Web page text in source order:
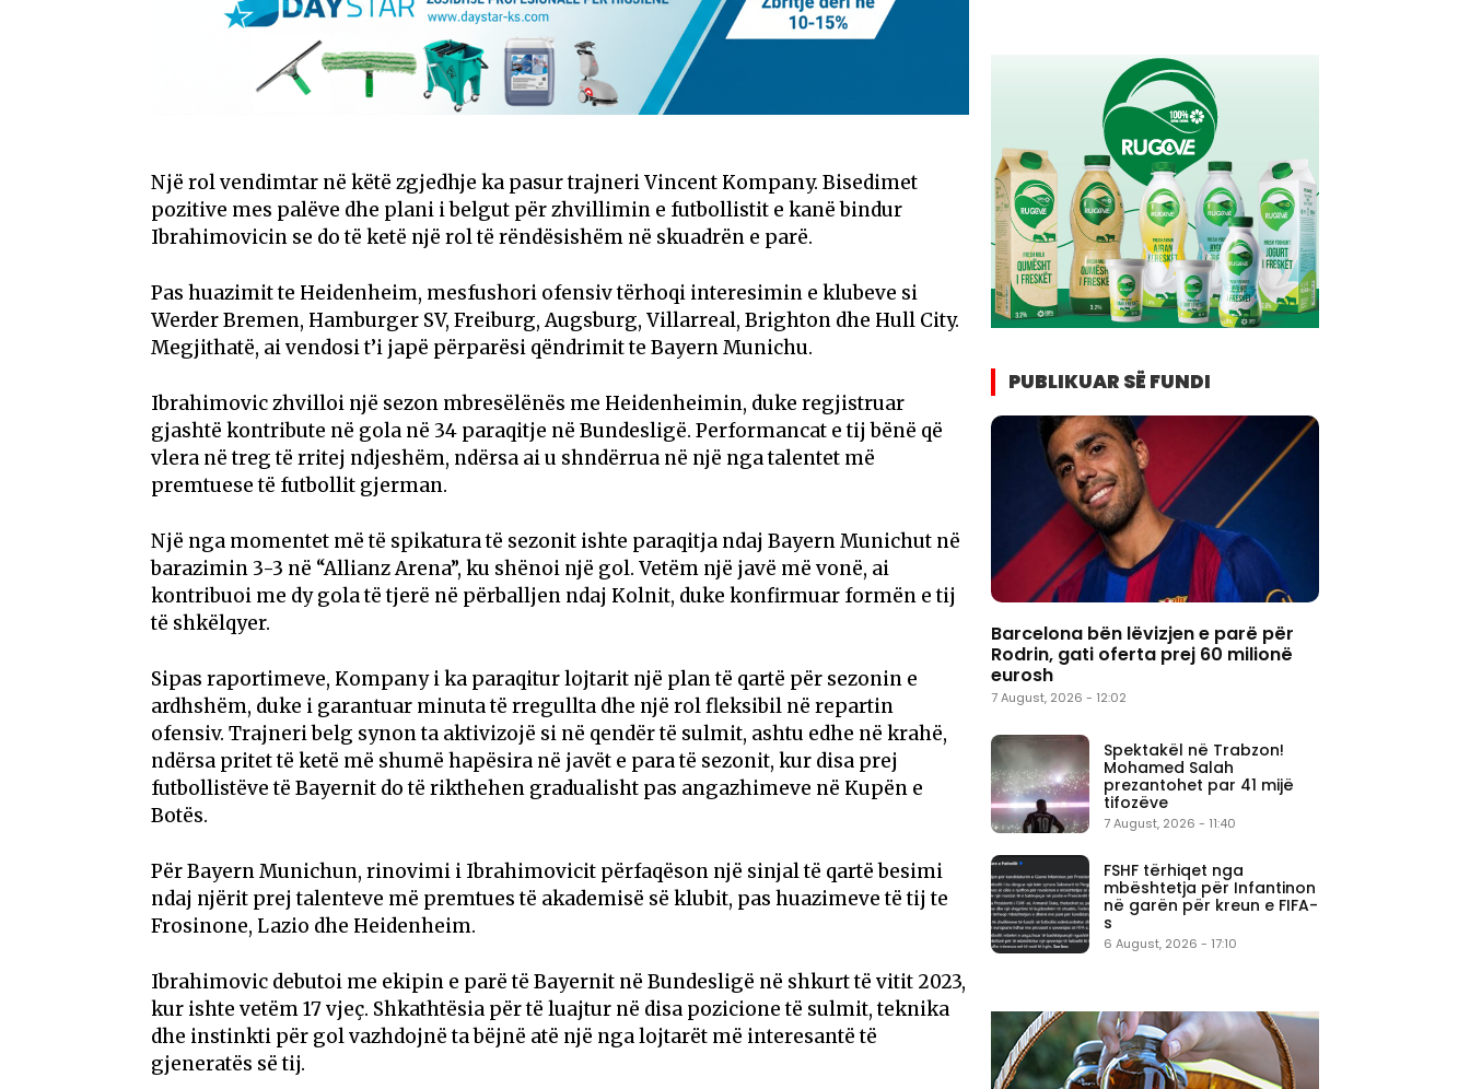
Një rol vendimtar në këtë zgjedhje ka pasur trajneri Vincent Kompany. Bisedimet
pozitive mes palëve dhe plani i belgut për zhvillimin e futbollistit e kanë bindur
Ibrahimovicin se do të ketë një rol të rëndësishëm në skuadrën e parë.
Pas huazimit te Heidenheim, mesfushori ofensiv tërhoqi interesimin e klubeve si
Werder Bremen, Hamburger SV, Freiburg, Augsburg, Villarreal, Brighton dhe Hull City.
Megjithatë, ai vendosi t’i japë përparësi qëndrimit te Bayern Munichu.
Ibrahimovic zhvilloi një sezon mbresëlënës me Heidenheimin, duke regjistruar
gjashtë kontribute në gola në 34 paraqitje në Bundesligë. Performancat e tij bënë që
vlera në treg të rritej ndjeshëm, ndërsa ai u shndërrua në një nga talentet më
premtuese të futbollit gjerman.
Një nga momentet më të spikatura të sezonit ishte paraqitja ndaj Bayern Munichut në
barazimin 3-3 në “Allianz Arena”, ku shënoi një gol. Vetëm një javë më vonë, ai
kontribuoi me dy gola të tjerë në përballjen ndaj Kolnit, duke konfirmuar formën e tij
të shkëlqyer.
Sipas raportimeve, Kompany i ka paraqitur lojtarit një plan të qartë për sezonin e
ardhshëm, duke i garantuar minuta të rregullta dhe një rol fleksibil në repartin
ofensiv. Trajneri belg synon ta aktivizojë si në qendër të sulmit, ashtu edhe në krahë,
ndërsa pritet të ketë më shumë hapësira në javët e para të sezonit, kur disa prej
futbollistëve të Bayernit do të rikthehen gradualisht pas angazhimeve në Kupën e
Botës.
Për Bayern Munichun, rinovimi i Ibrahimovicit përfaqëson një sinjal të qartë besimi
ndaj njërit prej talenteve më premtues të akademisë së klubit, pas huazimeve të tij te
Frosinone, Lazio dhe Heidenheim.
Ibrahimovic debutoi me ekipin e parë të Bayernit në Bundesligë në shkurt të vitit 2023,
kur ishte vetëm 17 vjeç. Shkathtësia për të luajtur në disa pozicione të sulmit, teknika
dhe instinkti për gol vazhdojnë ta bëjnë atë një nga lojtarët më interesantë të
gjeneratës së tij.
PUBLIKUAR SË FUNDI
Barcelona bën lëvizjen e parë për
Rodrin, gati oferta prej 60 milionë
eurosh
7 August, 2026 - 12:02
Spektakël në Trabzon!
Mohamed Salah
prezantohet par 41 mijë
tifozëve
7 August, 2026 - 11:40
FSHF tërhiqet nga
mbështetja për Infantinon
në garën për kreun e FIFA-
s
6 August, 2026 - 17:10